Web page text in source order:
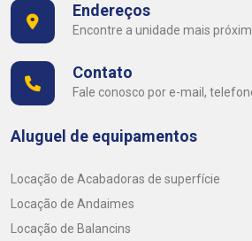
Endereços
Encontre a unidade mais
Contato
Fale conosco por e-mail,
Aluguel de equipamentos
Locação de Acabadoras de superfície
Locação de Andaimes
Locação de Balancins